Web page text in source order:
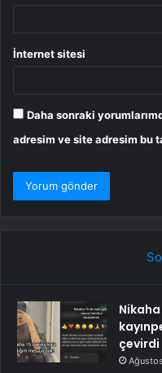
İnternet sitesi
Daha sonraki
adresim ve site adresim bu
çevirdi